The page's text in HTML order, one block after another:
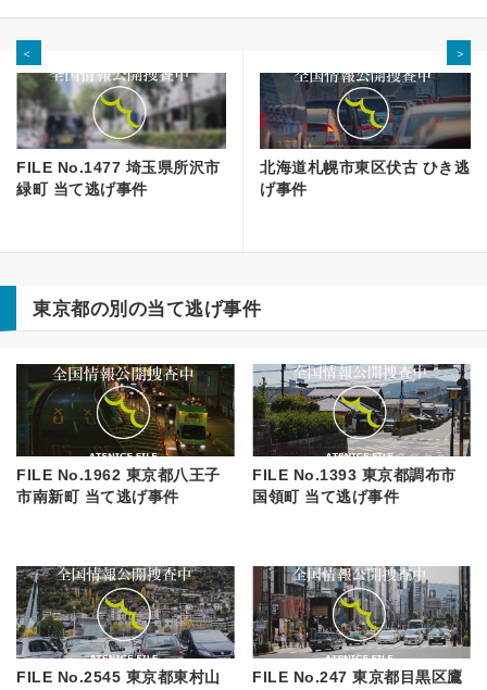
＜
FILE No.1477 埼玉県所沢市
緑町 当て逃げ事件
＞
北海道札幌市東区伏古 ひき逃
げ事件
東京都の別の当て逃げ事件
FILE No.1962 東京都八王子
市南新町 当て逃げ事件
FILE No.1393 東京都調布市
国領町 当て逃げ事件
FILE No.2545 東京都東村山
FILE No.247 東京都目黒区鷹